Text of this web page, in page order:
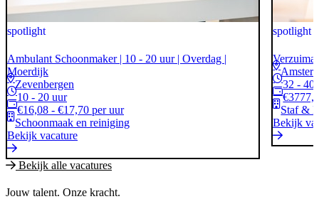
spotlight
Ambulant Schoonmaker | 10 - 20 uur | Overdag |
Moerdijk
Zevenbergen
10 - 20 uur
€16,08 - €17,70 per uur
Schoonmaak en reiniging
Bekijk vacature
spotlight
32 - 40
Staf &
Bekijk
Bekijk alle vacatures
Jouw talent. Onze kracht.